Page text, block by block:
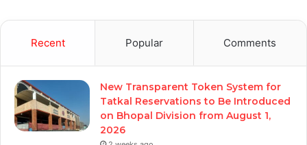
Recent Popular Comments
New Transparent Token System for
Tatkal Reservations to Be Introduced
on Bhopal Division from August 1,
2026